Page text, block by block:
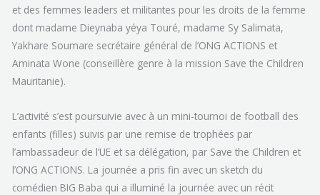
et des femmes leaders et militantes pour les droits de la femme
dont madame Dieynaba yéya Touré, madame Sy Salimata,
Yakhare Soumare secrétaire général de l’ONG ACTIONS et
Aminata Wone (conseillère genre à la mission Save the Children
Mauritanie).
L’activité s’est poursuivie avec à un mini-tournoi de football des
enfants (filles) suivis par une remise de trophées par
l’ambassadeur de l’UE et sa délégation, par Save the Children et
l’ONG ACTIONS. La journée a pris fin avec un sketch du
comédien BIG Baba qui a illuminé la journée avec un récit